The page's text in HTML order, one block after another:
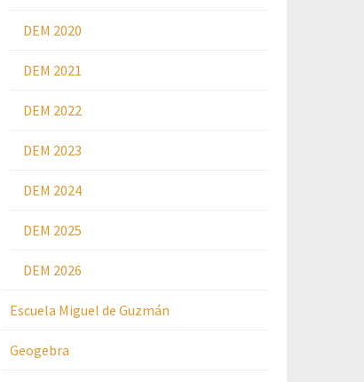
DEM 2020
DEM 2021
DEM 2022
DEM 2023
DEM 2024
DEM 2025
DEM 2026
Escuela Miguel de Guzmán
Geogebra